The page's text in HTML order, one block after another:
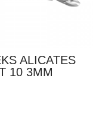
ALICATES
10 3MM